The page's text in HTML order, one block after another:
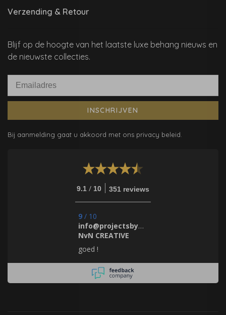
Verzending & Retour
Blijf op de hoogte van het laatste luxe behang nieuws en
de nieuwste collecties.
INSCHRIJVEN
Bij aanmelding gaat u akkoord met ons privacy beleid.
9.1 / 10 351 reviews
9 / 10
info@projectsbynada.nl.
NvN CREATIVE
goed !